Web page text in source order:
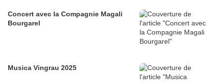
Concert avec la Compagnie Magali
Bourgarel
Musica Vingrau 2025